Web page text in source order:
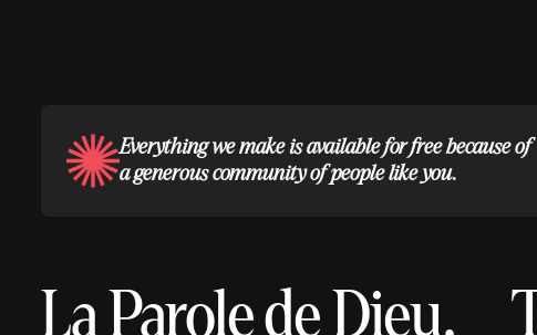
Everything we make is available for free because of
a generous community of people like you.
La Parole de Dieu.